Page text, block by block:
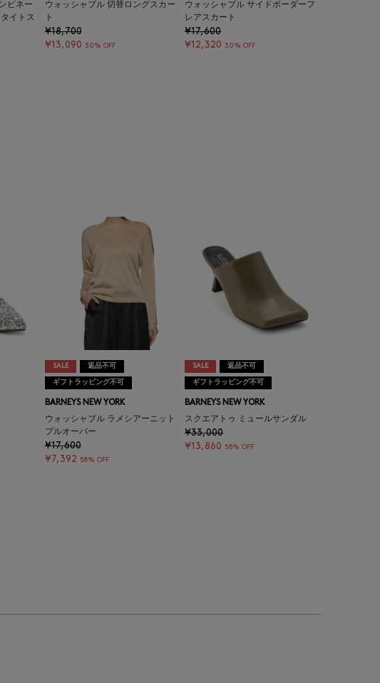
ビネー
イトス
ウォッシャブル 切替ロングスカー
ト
¥18,700
¥13,090 30% OFF
ウォッシャブル サイドボーダーフ
レアスカート
¥17,600
¥12,320 30% OFF
SALE 返品不可
ギフトラッピング不可
BARNEYS NEW YORK
ウォッシャブル ラメシアーニット
プルオーバー
¥17,600
¥7,392 58% OFF
SALE 返品不可
ギフトラッピング不可
BARNEYS NEW YORK
スクエアトゥ ミュールサンダル
¥33,000
¥13,860 58% OFF